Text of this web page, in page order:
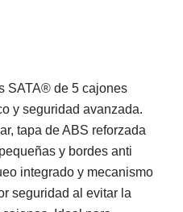
SATA® de 5 cajones
y seguridad avanzada.
tapa de ABS reforzada
y bordes anti
integrado y mecanismo
seguridad al evitar la